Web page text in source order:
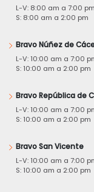
L-V: 8:00 am a 7:00 pm
S: 8:00 am a 2:00 pm
Bravo Núñez de
L-V: 10:00 am a 7:00
S: 10:00 am a 2:00 pm
Bravo República de
L-V: 10:00 am a 7:00
S: 10:00 am a 2:00 pm
Bravo San Vicente
L-V: 10:00 am a 7:00
S: 10:00 am a 2:00 pm